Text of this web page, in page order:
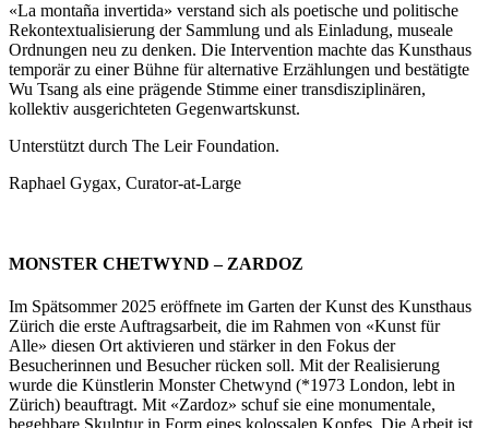
«La montaña invertida» verstand sich als poetische und politische
Rekontextualisierung der Sammlung und als Einladung, museale
Ordnungen neu zu denken. Die Intervention machte das Kunsthaus
temporär zu einer Bühne für alternative Erzählungen und bestätigte
Wu Tsang als eine prägende Stimme einer transdisziplinären,
kollektiv ausgerichteten Gegenwartskunst.
Unterstützt durch The Leir Foundation.
Raphael Gygax, Curator-at-Large
MONSTER CHETWYND – ZARDOZ
Im Spätsommer 2025 eröffnete im Garten der Kunst des Kunsthaus
Zürich die erste Auftragsarbeit, die im Rahmen von «Kunst für
Alle» diesen Ort aktivieren und stärker in den Fokus der
Besucherinnen und Besucher rücken soll. Mit der Realisierung
wurde die Künstlerin Monster Chetwynd (*1973 London, lebt in
Zürich) beauftragt. Mit «Zardoz» schuf sie eine monumentale,
begehbare Skulptur in Form eines kolossalen Kopfes. Die Arbeit ist